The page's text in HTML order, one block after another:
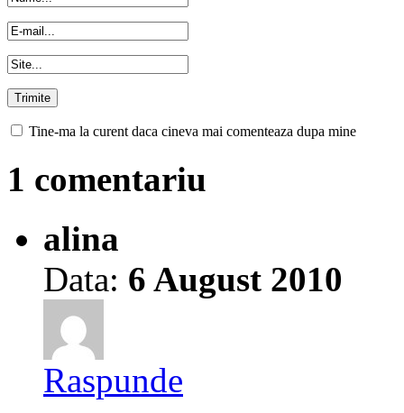
Tine-ma la curent daca cineva mai comenteaza dupa mine
1 comentariu
alina
Data: 6 August 2010
Raspunde